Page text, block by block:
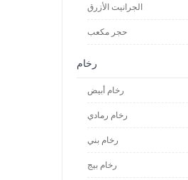
الجرانيت الأزرق
حجر مكعب
رخام
رخام أبيض
رخام رمادي
رخام بني
رخام بيج